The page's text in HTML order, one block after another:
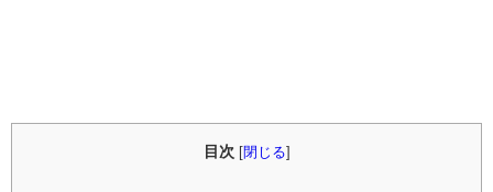
目次 閉じる